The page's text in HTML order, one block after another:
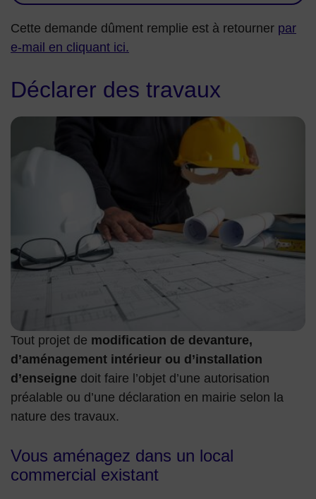
Cette demande dûment remplie est à retourner par
e-mail en cliquant ici.
Déclarer des travaux
image illustration de plan de chantier
Tout projet de modification de devanture,
d’aménagement intérieur ou d’installation
d’enseigne doit faire l’objet d’une autorisation
préalable ou d’une déclaration en mairie selon la
nature des travaux.
Vous aménagez dans un local
commercial existant